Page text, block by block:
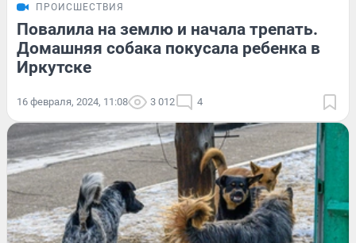
ПРОИСШЕСТВИЯ
Повалила на землю и начала трепать.
Домашняя собака покусала ребенка в
Иркутске
16 февраля, 2024, 11:08 3 012 4